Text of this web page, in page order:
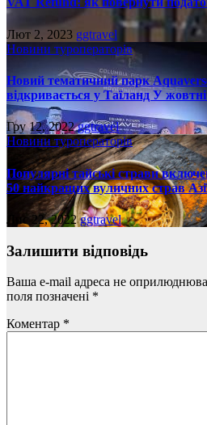
Лют 2, 2023 ggtravel
Новини туроператорів
Новий тематичний парк
відкривається у Таїланд У
Гру 12, 2022ggtravel
Новини туроператорів
Популярні тайські страви
50 найкращих вуличних страв
Лис 22, 2022ggtravel
Залишити відповідь
Ваша e-mail адреса не
поля позначені *
Коментар *